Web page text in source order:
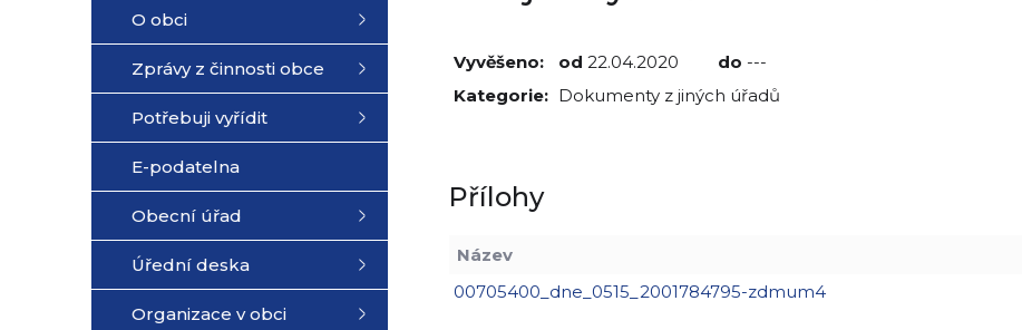
O obci
Zprávy z činnosti obce
Potřebuji vyřídit
E-podatelna
Obecní úřad
Úřední deska
Organizace v obci
Vyvěšeno: od 22.04.2020 do ---
Kategorie: Dokumenty z jiných úřadů
Přílohy
Název
00705400_dne_0515_2001784795-zdmum4